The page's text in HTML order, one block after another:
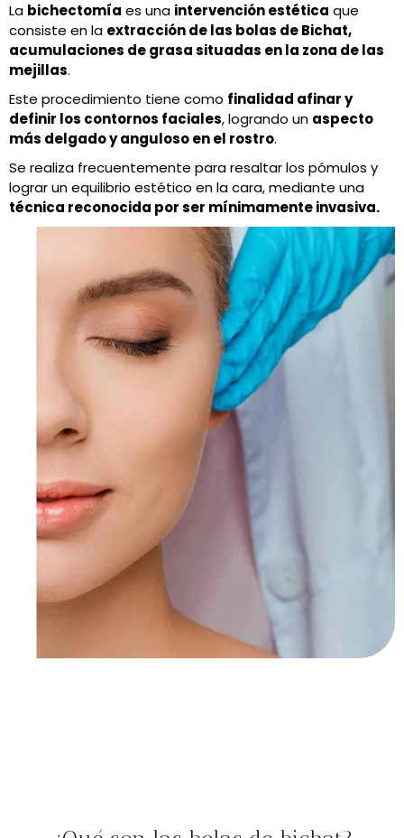
La bichectomía es una intervención estética que
consiste en la extracción de las bolas de Bichat,
acumulaciones de grasa situadas en la zona de las
mejillas.
Este procedimiento tiene como finalidad afinar y
definir los contornos faciales, logrando un aspecto
más delgado y anguloso en el rostro.
Se realiza frecuentemente para resaltar los pómulos y
lograr un equilibrio estético en la cara, mediante una
técnica reconocida por ser mínimamente invasiva.